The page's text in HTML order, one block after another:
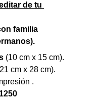
de tu
familia
(10 cm x 15 cm).
cm x 28 cm).
.